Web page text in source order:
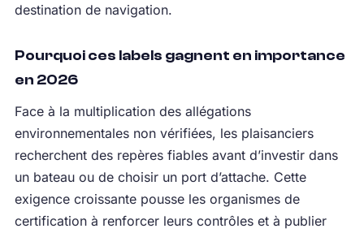
destination de navigation.
Pourquoi ces labels gagnent en importance
en 2026
Face à la multiplication des allégations
environnementales non vérifiées, les plaisanciers
recherchent des repères fiables avant d’investir dans
un bateau ou de choisir un port d’attache. Cette
exigence croissante pousse les organismes de
certification à renforcer leurs contrôles et à publier